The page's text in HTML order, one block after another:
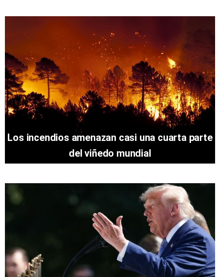
Los incendios amenazan casi una cuarta parte
del viñedo mundial